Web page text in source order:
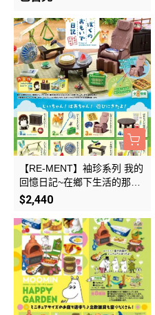
【RE-MENT】袖珍系列 我的
回憶日記~在鄉下生活的那8
天 一中盒8入
$2,440